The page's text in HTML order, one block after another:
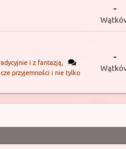
-
i z fantazją
przyjemności i nie tylko
-